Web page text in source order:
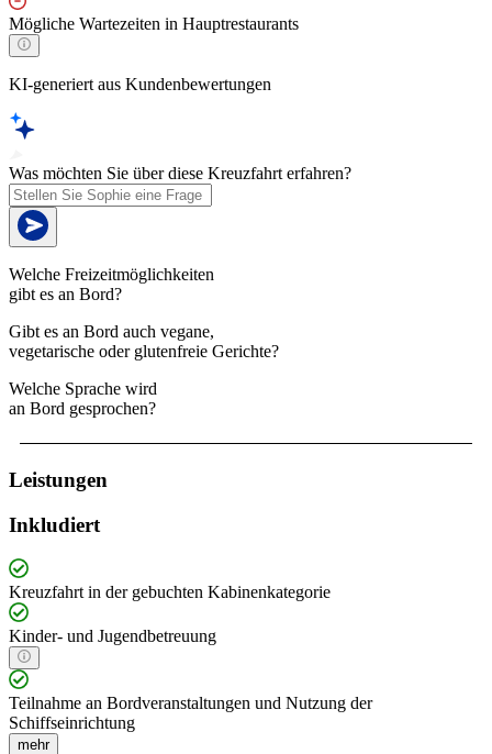
Mögliche Wartezeiten in Hauptrestaurants
KI-generiert aus Kundenbewertungen
Was möchten Sie über diese Kreuzfahrt erfahren?
Welche Freizeitmöglichkeiten
gibt es an Bord?
Gibt es an Bord auch vegane,
vegetarische oder glutenfreie Gerichte?
Welche Sprache wird
an Bord gesprochen?
Leistungen
Inkludiert
Kreuzfahrt in der gebuchten Kabinenkategorie
Kinder- und Jugendbetreuung
Teilnahme an Bordveranstaltungen und Nutzung der
Schiffseinrichtung
mehr